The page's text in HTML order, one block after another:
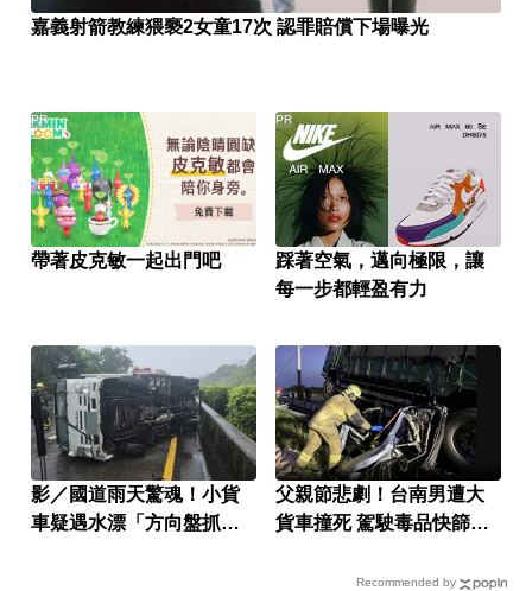
嘉義射箭教練猥褻2女童17次 認罪賠償下場曝光
帶著皮克敏一起出門吧
PR
踩著空氣，邁向極限，讓
每一步都輕盈有力
PR
影／國道雨天驚魂！小貨
車疑遇水漂「方向盤抓不
父親節悲劇！台南男遭大
貨車撞死 駕駛毒品快篩陽
Recommended by